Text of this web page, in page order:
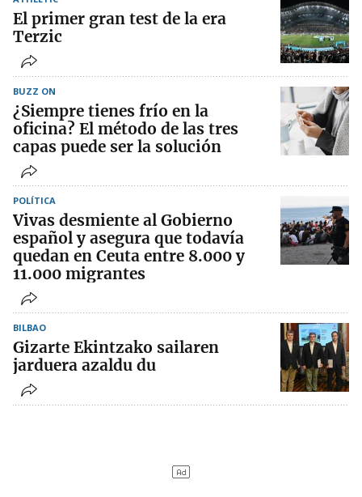
El primer gran test de la era
Terzic
BUZZ ON
¿Siempre tienes frío en la
oficina? El método de las tres
capas puede ser la solución
POLÍTICA
Vivas desmiente al Gobierno
español y asegura que todavía
quedan en Ceuta entre 8.000 y
11.000 migrantes
BILBAO
Gizarte Ekintzako sailaren
jarduera azaldu du